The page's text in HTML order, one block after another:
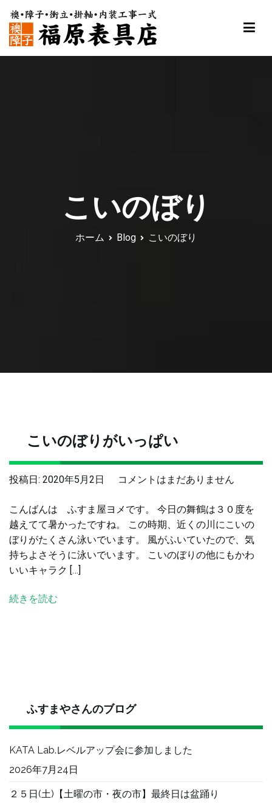
福原表具店
こいのぼり
ホーム Blog こいのぼり
こいのぼりがいっぱい
投稿日: 2020年5月2日
こ
の
ぼ
り
が
コメントはまだありません
こんばんは ふすま屋ヨメです。 今日の舞鶴は３０度を
越えてて暑かったですね。 この時期、近くの川にこいの
ぼりがたくさん泳いでいます。 風がふいていたので、気
持ちよさそうに泳いでいます。 こいのぼりの他にもかわ
いいキャラク […]
続きを読む
ふすまやさんのブログ
KATA Lab.レベルアップ会に参加しました
2026年7月24日
２５日(土)【土曜の市・夜の市】最終日は盆踊り